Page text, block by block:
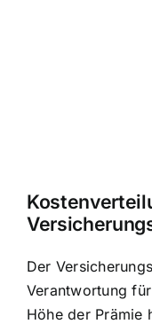
Der
Verantwortung
Höhe der Prämie